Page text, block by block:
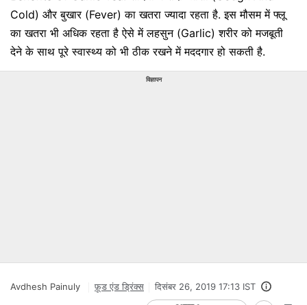
Cold) और बुखार (Fever) का खतरा ज्यादा रहता है. इस मौसम में फ्लू
का खतरा भी अधिक रहता है ऐसे में लहसुन (Garlic) शरीर को मजबूती
देने के साथ पूरे स्वास्थ्य को भी ठीक रखने में मददगार हो सकती है.
विज्ञापन
Avdhesh Painuly फ़ूड एंड ड्रिंक्स दिसंबर 26, 2019 17:13 IST